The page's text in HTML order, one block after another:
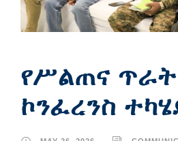
የሥልጠና
ኮንፈረንስ